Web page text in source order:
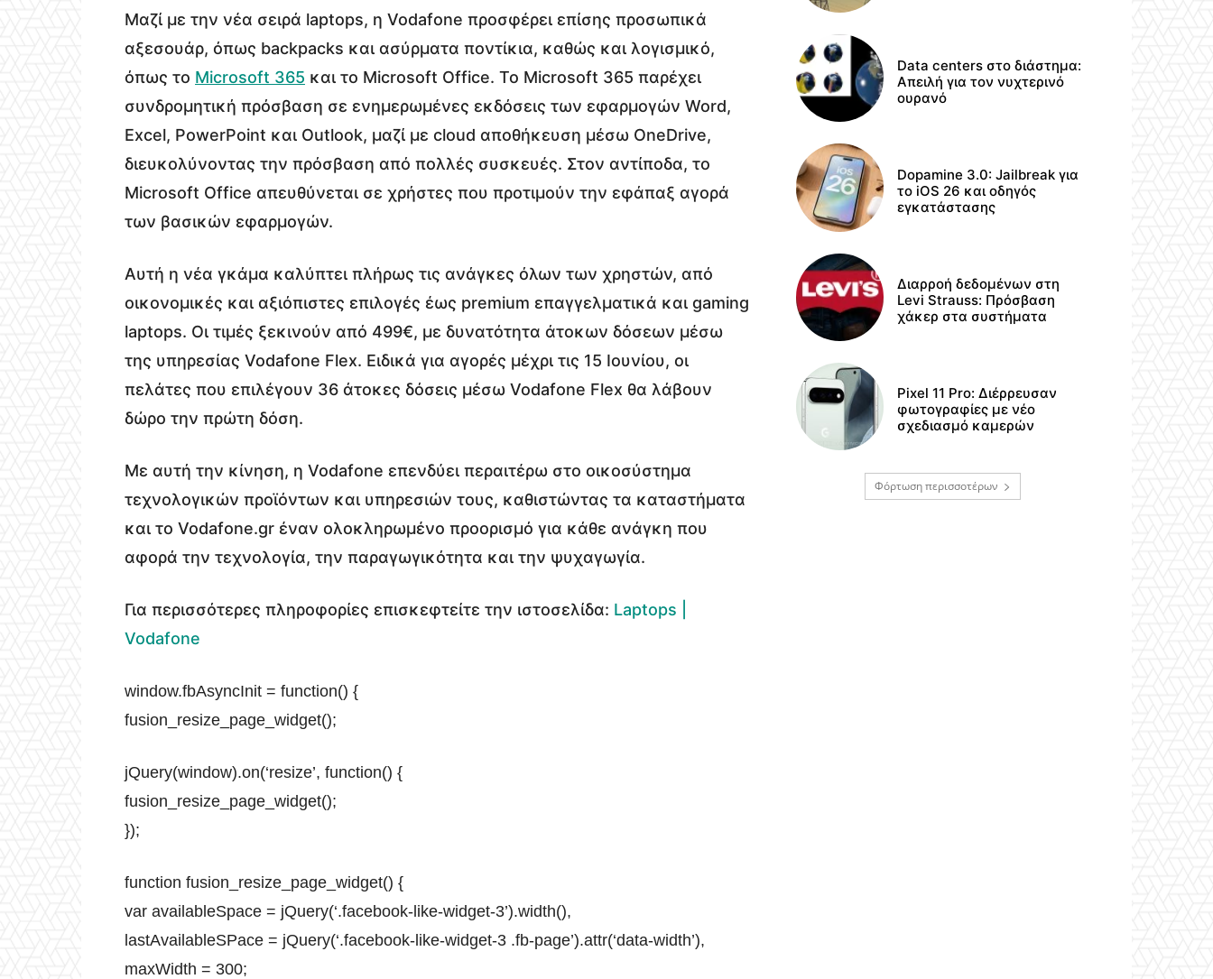
Μαζί με την νέα σειρά laptops, η Vodafone προσφέρει επίσης προσωπικά
αξεσουάρ, όπως backpacks και ασύρματα ποντίκια, καθώς και λογισμικό,
όπως το Microsoft 365 και το Microsoft Office. Το Microsoft 365 παρέχει
συνδρομητική πρόσβαση σε ενημερωμένες εκδόσεις των εφαρμογών Word,
Excel, PowerPoint και Outlook, μαζί με cloud αποθήκευση μέσω OneDrive,
διευκολύνοντας την πρόσβαση από πολλές συσκευές. Στον αντίποδα, το
Microsoft Office απευθύνεται σε χρήστες που προτιμούν την εφάπαξ αγορά
των βασικών εφαρμογών.
Αυτή η νέα γκάμα καλύπτει πλήρως τις ανάγκες όλων των χρηστών, από
οικονομικές και αξιόπιστες επιλογές έως premium επαγγελματικά και gaming
laptops. Οι τιμές ξεκινούν από 499€, με δυνατότητα άτοκων δόσεων μέσω
της υπηρεσίας Vodafone Flex. Ειδικά για αγορές μέχρι τις 15 Ιουνίου, οι
πελάτες που επιλέγουν 36 άτοκες δόσεις μέσω Vodafone Flex θα λάβουν
δώρο την πρώτη δόση.
Με αυτή την κίνηση, η Vodafone επενδύει περαιτέρω στο οικοσύστημα
τεχνολογικών προϊόντων και υπηρεσιών τους, καθιστώντας τα καταστήματα
και το Vodafone.gr έναν ολοκληρωμένο προορισμό για κάθε ανάγκη που
αφορά την τεχνολογία, την παραγωγικότητα και την ψυχαγωγία.
Για περισσότερες πληροφορίες επισκεφτείτε την ιστοσελίδα: Laptops |
Vodafone
window.fbAsyncInit = function() {
fusion_resize_page_widget();
jQuery(window).on(‘resize’, function() {
fusion_resize_page_widget();
});
function fusion_resize_page_widget() {
var availableSpace = jQuery(‘.facebook-like-widget-3’).width(),
lastAvailableSPace = jQuery(‘.facebook-like-widget-3 .fb-page’).attr(‘data-width’),
maxWidth = 300;
Data centers στο διάστημα:
Απειλή για τον νυχτερινό
ουρανό
Dopamine 3.0: Jailbreak για
το iOS 26 και οδηγός
εγκατάστασης
Διαρροή δεδομένων στη
Levi Strauss: Πρόσβαση
χάκερ στα συστήματα
Pixel 11 Pro: Διέρρευσαν
φωτογραφίες με νέο
σχεδιασμό καμερών
Φόρτωση περισσοτέρων